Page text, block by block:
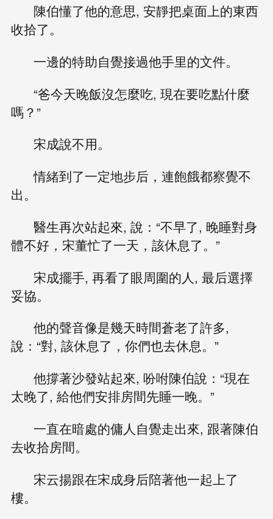
陳伯懂了他的意思, 安靜把桌面上的東西
收拾了。
一邊的特助自覺接過他手里的文件。
“爸今天晚飯沒怎麼吃, 現在要吃點什麼
嗎？”
宋成說不用。
情緒到了一定地步后，連飽餓都察覺不
出。
醫生再次站起來, 說：“不早了, 晚睡對身
體不好，宋董忙了一天，該休息了。”
宋成擺手, 再看了眼周圍的人, 最后選擇
妥協。
他的聲音像是幾天時間蒼老了許多,
說：“對, 該休息了，你們也去休息。”
他撐著沙發站起來, 吩咐陳伯說：“現在
太晚了, 給他們安排房間先睡一晚。”
一直在暗處的傭人自覺走出來, 跟著陳伯
去收拾房間。
宋云揚跟在宋成身后陪著他一起上了
樓。